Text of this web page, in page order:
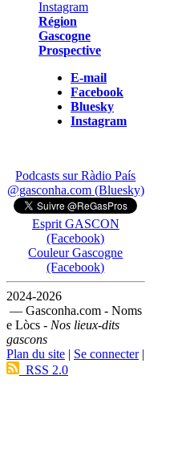
Région
Gascogne
Prospective
E-mail
Facebook
Bluesky
Instagram
Podcasts sur Ràdio País
@gasconha.com (Bluesky)
Esprit GASCON
(Facebook)
Couleur Gascogne
(Facebook)
2024-2026
— Gasconha.com - Noms
e Lòcs - Nos lieux-dits
gascons
Plan du site | Se connecter|
RSS 2.0